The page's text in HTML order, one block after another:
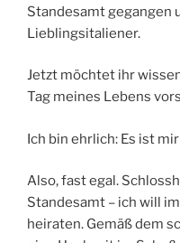
Standesamt gegangen
Lieblingsitaliener.
Jetzt möchtet ihr
Tag meines Lebens
Ich bin ehrlich: Es ist
Also, fast egal.
Standesamt – ich will
heiraten. Gemäß dem